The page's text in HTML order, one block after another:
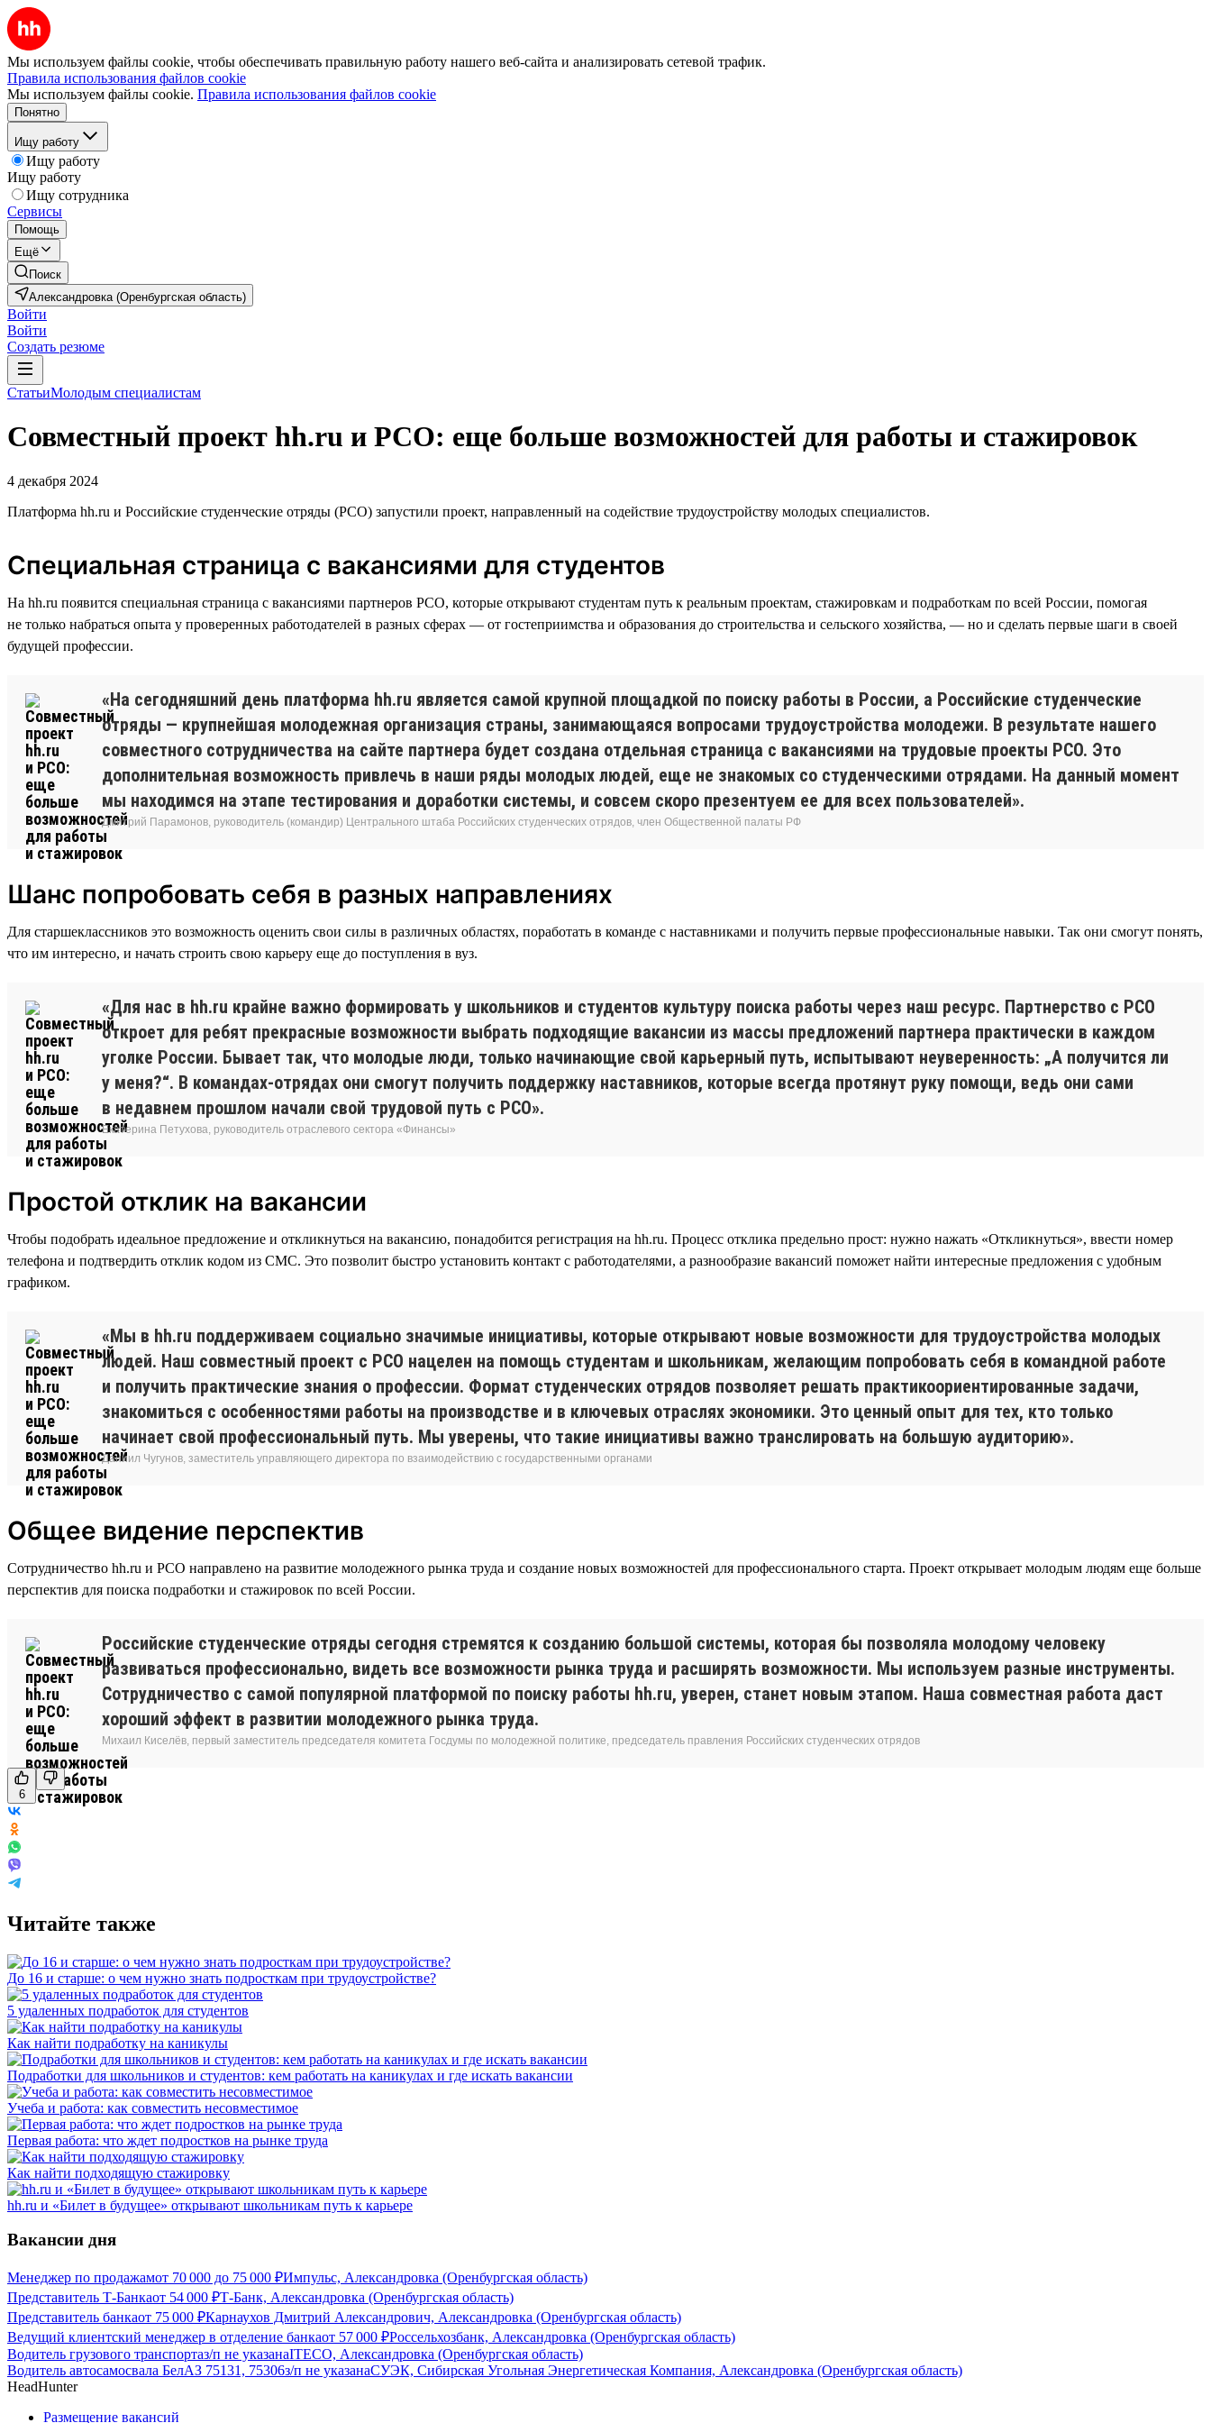
Мы используем файлы cookie, чтобы обеспечивать правильную работу нашего веб-сайта и анализировать сетевой трафик.
Правила использования файлов cookie
Мы используем файлы cookie. Правила использования файлов cookie
Понятно
Ищу работу
Ищу работу
Ищу работу
Ищу сотрудника
Сервисы
Помощь
Ещё
Поиск
Александровка (Оренбургская область)
Войти
Войти
Создать резюме
СтатьиМолодым специалистам
Совместный проект hh.ru и РСО: еще больше возможностей для работы и стажировок
4 декабря 2024
Платформа hh.ru и Российские студенческие отряды (РСО) запустили проект, направленный на содействие трудоустройству молодых специалистов.
Специальная страница с вакансиями для студентов
На hh.ru появится специальная страница с вакансиями партнеров РСО, которые открывают студентам путь к реальным проектам, стажировкам и подработкам по всей России, помогая
не только набраться опыта у проверенных работодателей в разных сферах — от гостеприимства и образования до строительства и сельского хозяйства, — но и сделать первые шаги в своей
будущей профессии.
«На сегодняшний день платформа hh.ru является самой крупной площадкой по поиску работы в России, а Российские студенческие
отряды — крупнейшая молодежная организация страны, занимающаяся вопросами трудоустройства молодежи. В результате нашего
совместного сотрудничества на сайте партнера будет создана отдельная страница с вакансиями на трудовые проекты РСО. Это
дополнительная возможность привлечь в наши ряды молодых людей, еще не знакомых со студенческими отрядами. На данный момент
мы находимся на этапе тестирования и доработки системы, и совсем скоро презентуем ее для всех пользователей».
Дмитрий Парамонов, руководитель (командир) Центрального штаба Российских студенческих отрядов, член Общественной палаты РФ
Шанс попробовать себя в разных направлениях
Для старшеклассников это возможность оценить свои силы в различных областях, поработать в команде с наставниками и получить первые профессиональные навыки. Так они смогут понять,
что им интересно, и начать строить свою карьеру еще до поступления в вуз.
«Для нас в hh.ru крайне важно формировать у школьников и студентов культуру поиска работы через наш ресурс. Партнерство с РСО
откроет для ребят прекрасные возможности выбрать подходящие вакансии из массы предложений партнера практически в каждом
уголке России. Бывает так, что молодые люди, только начинающие свой карьерный путь, испытывают неуверенность: „А получится ли
у меня?“. В командах-отрядах они смогут получить поддержку наставников, которые всегда протянут руку помощи, ведь они сами
в недавнем прошлом начали свой трудовой путь с РСО».
Екатерина Петухова, руководитель отраслевого сектора «Финансы»
Простой отклик на вакансии
Чтобы подобрать идеальное предложение и откликнуться на вакансию, понадобится регистрация на hh.ru. Процесс отклика предельно прост: нужно нажать «Откликнуться», ввести номер
телефона и подтвердить отклик кодом из СМС. Это позволит быстро установить контакт с работодателями, а разнообразие вакансий поможет найти интересные предложения с удобным
графиком.
«Мы в hh.ru поддерживаем социально значимые инициативы, которые открывают новые возможности для трудоустройства молодых
людей. Наш совместный проект с РСО нацелен на помощь студентам и школьникам, желающим попробовать себя в командной работе
и получить практические знания о профессии. Формат студенческих отрядов позволяет решать практикоориентированные задачи,
знакомиться с особенностями работы на производстве и в ключевых отраслях экономики. Это ценный опыт для тех, кто только
начинает свой профессиональный путь. Мы уверены, что такие инициативы важно транслировать на большую аудиторию».
Даниил Чугунов, заместитель управляющего директора по взаимодействию с государственными органами
Общее видение перспектив
Сотрудничество hh.ru и РСО направлено на развитие молодежного рынка труда и создание новых возможностей для профессионального старта. Проект открывает молодым людям еще больше
перспектив для поиска подработки и стажировок по всей России.
Российские студенческие отряды сегодня стремятся к созданию большой системы, которая бы позволяла молодому человеку
развиваться профессионально, видеть все возможности рынка труда и расширять возможности. Мы используем разные инструменты.
Сотрудничество с самой популярной платформой по поиску работы hh.ru, уверен, станет новым этапом. Наша совместная работа даст
хороший эффект в развитии молодежного рынка труда.
Михаил Киселёв, первый заместитель председателя комитета Госдумы по молодежной политике, председатель правления Российских студенческих отрядов
6
Читайте также
До 16 и старше: о чем нужно знать подросткам при трудоустройстве?
5 удаленных подработок для студентов
Как найти подработку на каникулы
Подработки для школьников и студентов: кем работать на каникулах и где искать вакансии
Учеба и работа: как совместить несовместимое
Первая работа: что ждет подростков на рынке труда
Как найти подходящую стажировку
hh.ru и «Билет в будущее» открывают школьникам путь к карьере
Вакансии дня
Менеджер по продажамот 70 000 до 75 000 ₽Импульс, Александровка (Оренбургская область)
Представитель Т-Банкаот 54 000 ₽Т-Банк, Александровка (Оренбургская область)
Представитель банкаот 75 000 ₽Карнаухов Дмитрий Александрович, Александровка (Оренбургская область)
Ведущий клиентский менеджер в отделение банкаот 57 000 ₽Россельхозбанк, Александровка (Оренбургская область)
Водитель грузового транспортаз/п не указанаITECO, Александровка (Оренбургская область)
Водитель автосамосвала БелАЗ 75131, 75306з/п не указанаСУЭК, Сибирская Угольная Энергетическая Компания, Александровка (Оренбургская область)
HeadHunter
Размещение вакансий